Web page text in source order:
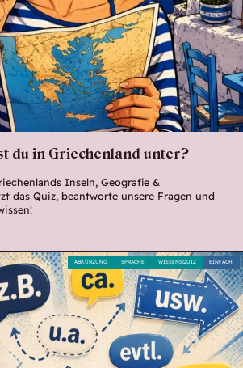
du in Griechenland unter?
Inseln, Geografie &
das Quiz, beantworte unsere Fragen und
EINFACH
WISSENSQUIZ
SPRACHE
ABKÜRZUNG